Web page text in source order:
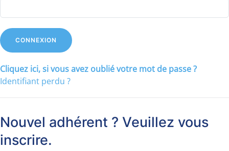
Cliquez ici, si vous avez oublié votre mot de passe ?
Identifiant perdu ?
Nouvel adhérent ? Veuillez vous
inscrire.